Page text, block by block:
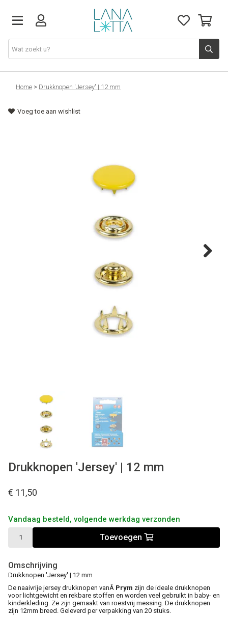
Stoffen
Fournituren
Home > Drukknopen 'Jersey' | 12 mm
Voeg toe aan wishlist
Drukknopen 'Jersey' | 12 mm
€ 11,50
Vandaag besteld, volgende werkdag verzonden
Toevoegen
Omschrijving
Drukknopen 'Jersey' | 12 mm
De naaivrije jersey drukknopen vanÂ Prym zijn de ideale drukknopen
voor lichtgewicht en rekbare stoffen en worden veel gebruikt in baby- en
kinderkleding. Ze zijn gemaakt van roestvrij messing. De drukknopen
zijn 12mm breed. Geleverd per verpakking van 20 stuks.